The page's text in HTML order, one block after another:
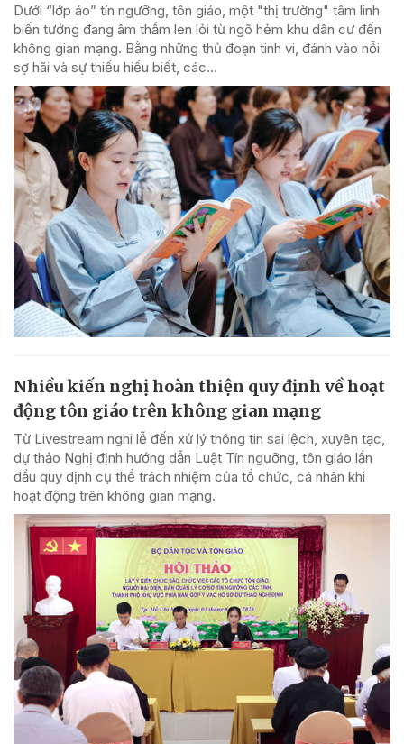
Dưới “lớp áo” tín ngưỡng, tôn giáo, một "thị trường" tâm linh
biến tướng đang âm thầm len lỏi từ ngõ hẻm khu dân cư đến
không gian mạng. Bằng những thủ đoạn tinh vi, đánh vào nỗi
sợ hãi và sự thiếu hiểu biết, các...
Nhiều kiến nghị hoàn thiện quy định về hoạt
động tôn giáo trên không gian mạng
Từ Livestream nghi lễ đến xử lý thông tin sai lệch, xuyên tạc,
dự thảo Nghị định hướng dẫn Luật Tín ngưỡng, tôn giáo lần
đầu quy định cụ thể trách nhiệm của tổ chức, cá nhân khi
hoạt động trên không gian mạng.